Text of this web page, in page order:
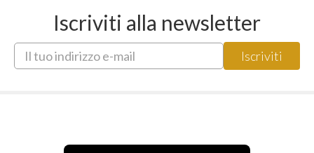
Iscriviti alla newsletter